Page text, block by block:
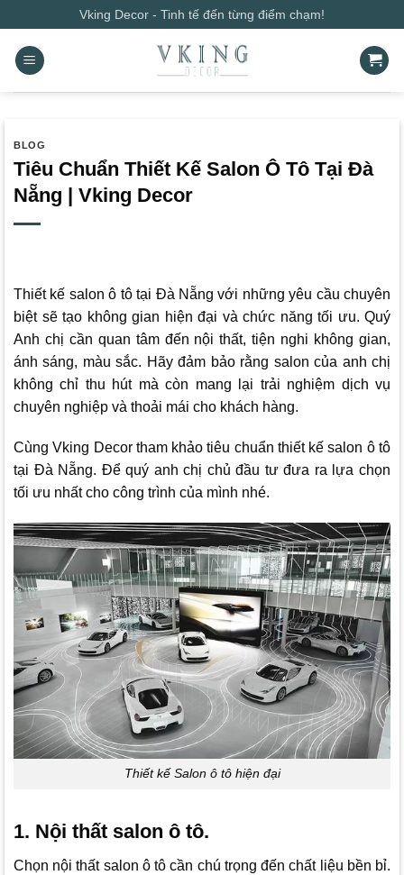
qua
nội
dung
Vking Decor - Tinh tế đến từng điểm chạm!
BLOG
Tiêu Chuẩn Thiết Kế Salon Ô Tô Tại Đà
Nẵng | Vking Decor
Thiết kế salon ô tô tại Đà Nẵng với những yêu cầu chuyên
biệt sẽ tạo không gian hiện đại và chức năng tối ưu. Quý
Anh chị cần quan tâm đến nội thất, tiện nghi không gian,
ánh sáng, màu sắc. Hãy đảm bảo rằng salon của anh chị
không chỉ thu hút mà còn mang lại trải nghiệm dịch vụ
chuyên nghiệp và thoải mái cho khách hàng.
CùngVking Decor tham khảo tiêu chuẩn thiết kế salon ô tô
tại Đà Nẵng. Để quý anh chị chủ đầu tư đưa ra lựa chọn
tối ưu nhất cho công trình của mình nhé.
Thiết kế Salon ô tô hiện đại
1. Nội thất salon ô tô.
Chọn nội thất salon ô tô cần chú trọng đến chất liệu bền bỉ.